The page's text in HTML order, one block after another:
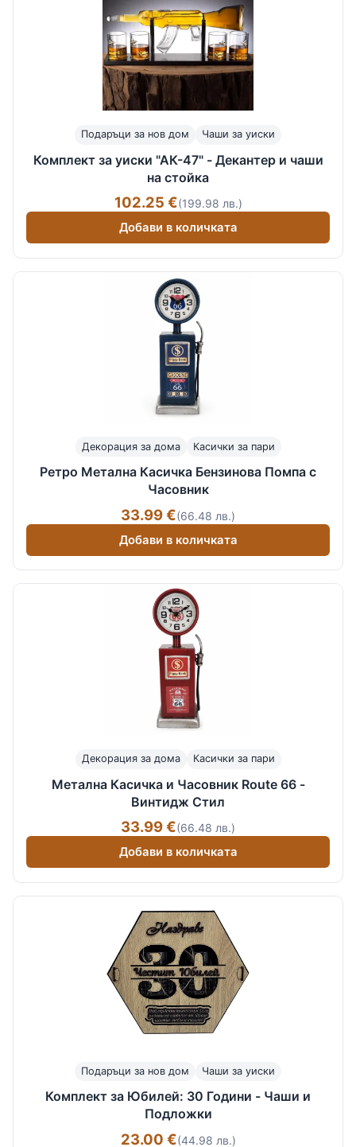
Подаръци за нов дом Чаши за уиски
Комплект за уиски "АК-47" - Декантер и чаши
на стойка
102.25 €(199.98 лв.)
Добави в количката
Декорация за дома Касички за пари
Ретро Метална Касичка Бензинова Помпа с
Часовник
33.99 €(66.48 лв.)
Добави в количката
Декорация за дома Касички за пари
Метална Касичка и Часовник Route 66 -
Винтидж Стил
33.99 €(66.48 лв.)
Добави в количката
Подаръци за нов дом Чаши за уиски
Комплект за Юбилей: 30 Години - Чаши и
Подложки
23.00 €(44.98 лв.)